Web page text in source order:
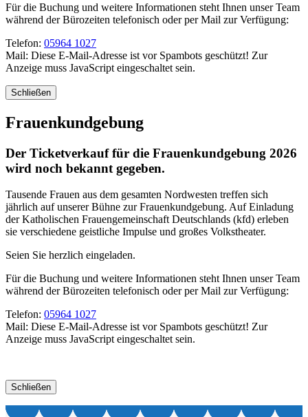
Für die Buchung und weitere Informationen steht Ihnen unser Team
während der Bürozeiten telefonisch oder per Mail zur Verfügung:
Telefon: 05964 1027
Mail: Diese E-Mail-Adresse ist vor Spambots geschützt! Zur
Anzeige muss JavaScript eingeschaltet sein.
Schließen
Frauenkundgebung
Der Ticketverkauf für die Frauenkundgebung 2026
wird noch bekannt gegeben.
Tausende Frauen aus dem gesamten Nordwesten treffen sich
jährlich auf unserer Bühne zur Frauenkundgebung. Auf Einladung
der Katholischen Frauengemeinschaft Deutschlands (kfd) erleben
sie verschiedene geistliche Impulse und großes Volkstheater.
Seien Sie herzlich eingeladen.
Für die Buchung und weitere Informationen steht Ihnen unser Team
während der Bürozeiten telefonisch oder per Mail zur Verfügung:
Telefon: 05964 1027
Mail: Diese E-Mail-Adresse ist vor Spambots geschützt! Zur
Anzeige muss JavaScript eingeschaltet sein.
Schließen